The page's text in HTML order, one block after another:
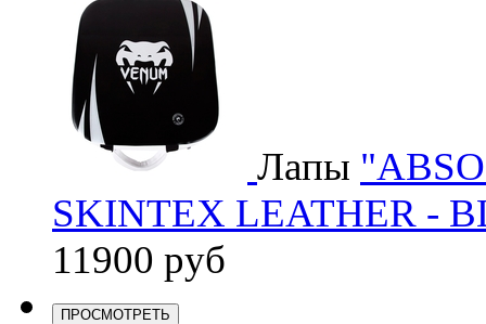
Лапы
SKINTEX LEATHER -
11900 руб
ПРОСМОТРЕТЬ